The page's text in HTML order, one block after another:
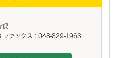
課
ファックス：048-829-1963